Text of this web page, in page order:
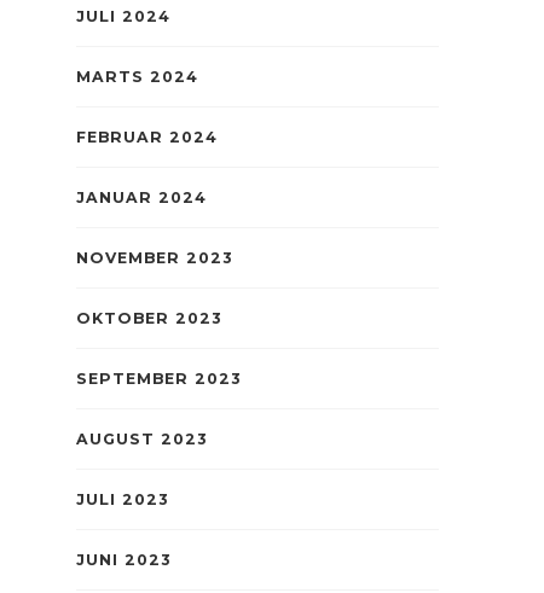
JULI 2024
MARTS 2024
FEBRUAR 2024
JANUAR 2024
NOVEMBER 2023
OKTOBER 2023
SEPTEMBER 2023
AUGUST 2023
JULI 2023
JUNI 2023